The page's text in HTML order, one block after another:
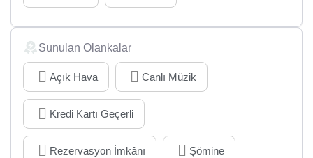
Sunulan Olankalar
Açık Hava Canlı Müzik
Kredi Kartı Geçerli
Rezervasyon İmkânı Şömine